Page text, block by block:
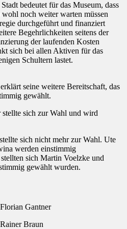
bedeutet für das Museum, dass
noch weiter warten müssen
durchgeführt und finanziert
Begehrlichkeiten seitens der
der laufenden Kosten
sich bei allen Aktiven für das
Schultern lastet.
seine weitere Bereitschaft, das
gewählt.
sich zur Wahl und wird
sich nicht mehr zur Wahl. Ute
werden einstimmig
sich Martin Voelzke und
gewählt wurden.
Gantner
Braun